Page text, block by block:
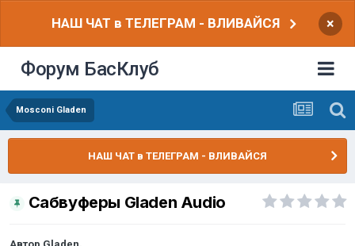
НАШ ЧАТ в ТЕЛЕГРАМ - ВЛИВАЙСЯ ×
Форум БасКлуб
Mosconi Gladen
НАШ ЧАТ в ТЕЛЕГРАМ - ВЛИВАЙСЯ
Сабвуферы Gladen Audio